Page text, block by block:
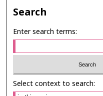
Search
Enter search terms:
Select context to search: